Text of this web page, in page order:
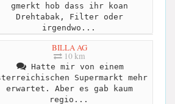
gmerkt hob dass ihr koan
Drehtabak, Filter oder
irgendwo...
BILLA AG
10 km
Hatte mir von einem
Supermarkt mehr
erwartet. Aber es gab kaum
regio...